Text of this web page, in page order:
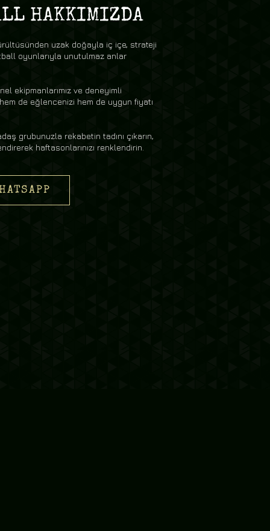
HAKKIMIZDA
uzak doğayla iç içe, strateji
oyunlarıyla unutulmaz anlar
ekipmanlarımız ve deneyimli
de eğlencenizi hem de uygun fiyatı
grubunuzla rekabetin tadını çıkarın,
haftasonlarınızı renklendirin.